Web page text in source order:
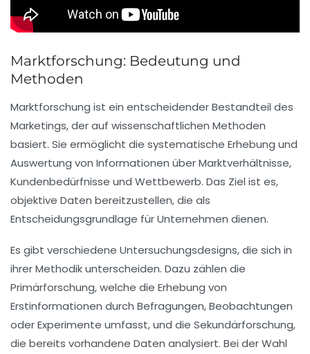
Marktforschung: Bedeutung und
Methoden
Marktforschung ist ein entscheidender Bestandteil des
Marketings, der auf wissenschaftlichen Methoden
basiert. Sie ermöglicht die systematische Erhebung und
Auswertung von Informationen über Marktverhältnisse,
Kundenbedürfnisse und Wettbewerb. Das Ziel ist es,
objektive Daten bereitzustellen, die als
Entscheidungsgrundlage für Unternehmen dienen.
Es gibt verschiedene Untersuchungsdesigns, die sich in
ihrer Methodik unterscheiden. Dazu zählen die
Primärforschung, welche die Erhebung von
Erstinformationen durch Befragungen,Beobachtungen
oderExperimente umfasst, und die Sekundärforschung,
die bereits vorhandene Daten analysiert. Bei der Wahl